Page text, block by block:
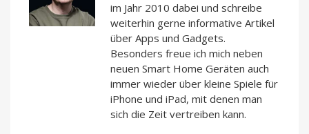
im Jahr 2010 dabei und schreibe
weiterhin gerne informative Artikel
über Apps und Gadgets.
Besonders freue ich mich neben
neuen Smart Home Geräten auch
immer wieder über kleine Spiele für
iPhone und iPad, mit denen man
sich die Zeit vertreiben kann.